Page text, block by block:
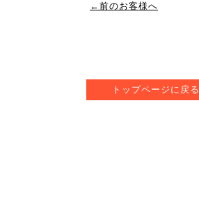
←前のお客様へ
トップページに戻る